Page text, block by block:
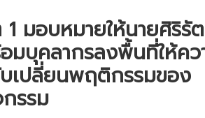
มอบหมายให้นายศิริรั
มบุคลากรลงพื้นที่ให้คว
เปลี่ยนพฤติกรรมของ
กรรม